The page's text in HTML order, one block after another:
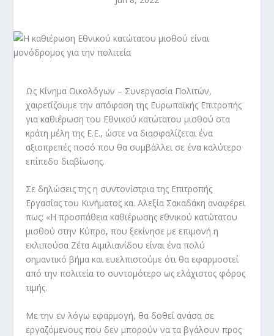
Ως Κίνημα Οικολόγων – Συνεργασία Πολιτών,
χαιρετίζουμε την απόφαση της Ευρωπαϊκής Επιτροπής
για καθιέρωση του Εθνικού κατώτατου μισθού στα
κράτη μέλη της Ε.Ε., ώστε να διασφαλίζεται ένα
αξιοπρεπές ποσό που θα συμβάλλει σε ένα καλύτερο
επίπεδο διαβίωσης.
Σε δηλώσεις της η συντονίστρια της Επιτροπής
Εργασίας του Κινήματος κα. Αλεξία Σακαδάκη αναφέρει
πως: «Η προσπάθεια καθιέρωσης εθνικού κατώτατου
μισθού στην Κύπρο, που ξεκίνησε με επιμονή η
εκλιπούσα Ζέτα Αιμιλιανίδου είναι ένα πολύ
σημαντικό βήμα και ευελπιστούμε ότι θα εφαρμοστεί
από την πολιτεία το συντομότερο ως ελάχιστος φόρος
τιμής.
Με την εν λόγω εφαρμογή, θα δοθεί ανάσα σε
εργαζόμενους που δεν μπορούν να τα βγάλουν προς